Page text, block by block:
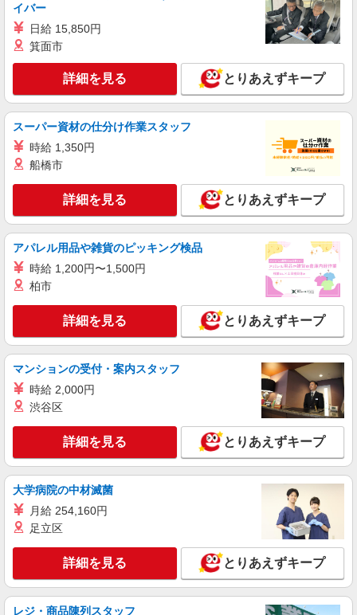
【正社員】月給240,000〜400,000円 ・基本
給：200,000円〜220,000円 ・資格手当：10,000〜
善手当：20,000〜60,000円（勤続年数、保有資格
により変動） ・固定残業手当：20,000円（10時
間） ※固定残業時間を超過する場合には超過勤務
手当として別途支給 ・夜勤手当：10,000円/1回
（上記給与とは別に支給） 下記資格をお持ちの方
歓迎 ・認知症介護基礎研修 ・初任者研修 ・実務
埼玉県越谷市
キープ 詳細を見る
職業紹介
株式会社kotrio /●SW-S-2096637
定員で即終了！時給2400円〜★北越谷駅＊高
級老人ホームの看護師
時給2400円〜＜交通費全額支給(ガソリン代含
む)＞
キープ 詳細を見る
株式会社スタッフサービス・メディカル 埼玉医療オフィス（お仕事
No.W10503431）
看護助手
時給1400円
キープ 詳細を見る
株式会社kotrio /●SI-H-2076425
＜高時給＞南越谷駅近くの病院で安定した働き
時給1600円〜2250円 ＜日払い有/週払い有/交
通費全支給(ガソリン代含む)＞
越谷市（南越谷駅）
キープ 詳細を見る
イバー
日給 15,850円
箕面市
詳細を見る とりあえずキープ
スーパー資材の仕分け作業スタッフ
時給 1,350円
船橋市
詳細を見る とりあえずキープ
アパレル用品や雑貨のピッキング検品
時給 1,200円〜1,500円
柏市
詳細を見る とりあえずキープ
マンションの受付・案内スタッフ
時給 2,000円
渋谷区
詳細を見る とりあえずキープ
大学病院の中材滅菌
月給 254,160円
足立区
詳細を見る とりあえずキープ
レジ・商品陳列スタッフ